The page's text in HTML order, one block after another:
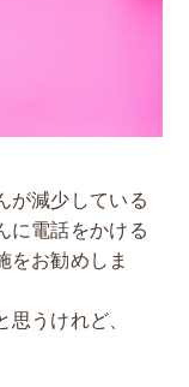
が減少している
に電話をかける
をお勧めしま
うけれど、